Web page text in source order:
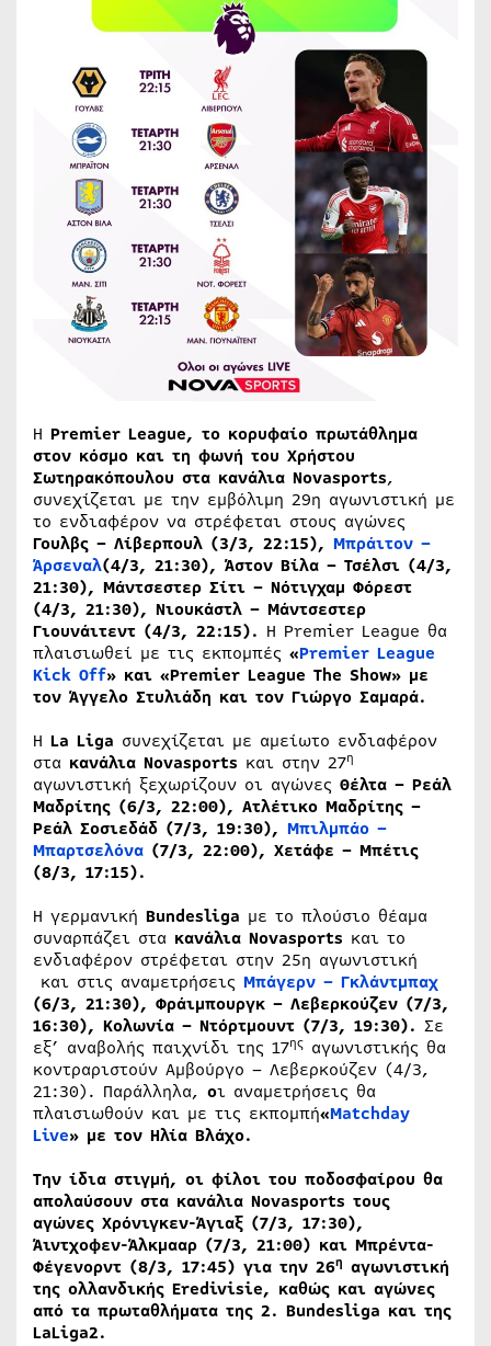
H Premier League, το κορυφαίο πρωτάθλημα
στον κόσμο και τη φωνή του Χρήστου
Σωτηρακόπουλου στα κανάλια Novasports,
συνεχίζεται με την εμβόλιμη 29η αγωνιστική με
το ενδιαφέρον να στρέφεται στους αγώνες
Γουλβς – Λίβερπουλ (3/3, 22:15), Μπράιτον –
Άρσεναλ(4/3, 21:30), Άστον Βίλα – Τσέλσι (4/3,
21:30), Μάντσεστερ Σίτι – Νότιγχαμ Φόρεστ
(4/3, 21:30), Νιουκάστλ – Μάντσεστερ
Γιουνάιτεντ (4/3, 22:15). Η Premier League θα
πλαισιωθεί με τις εκπομπές «Premier League
Kick Off» και «Premier League The Show» με
τον Άγγελο Στυλιάδη και τον Γιώργο Σαμαρά.
Η La Liga συνεχίζεται με αμείωτο ενδιαφέρον
στα κανάλια Novasports και στην 27η
αγωνιστική ξεχωρίζουν οι αγώνες Θέλτα – Ρεάλ
Μαδρίτης (6/3, 22:00), Ατλέτικο Μαδρίτης –
Ρεάλ Σοσιεδάδ (7/3, 19:30), Μπιλμπάο –
Μπαρτσελόνα (7/3, 22:00), Χετάφε – Μπέτις
(8/3, 17:15).
Η γερμανική Bundesliga με το πλούσιο θέαμα
συναρπάζει στα κανάλια Novasports και το
ενδιαφέρον στρέφεται στην 25η αγωνιστική
και στις αναμετρήσεις Μπάγερν – Γκλάντμπαχ
(6/3, 21:30), Φράιμπουργκ – Λεβερκούζεν (7/3,
16:30), Κολωνία – Ντόρτμουντ (7/3, 19:30). Σε
εξ’ αναβολής παιχνίδι της 17ης αγωνιστικής θα
κοντραριστούν Αμβούργο – Λεβερκούζεν (4/3,
21:30). Παράλληλα, οι αναμετρήσεις θα
πλαισιωθούν και με τις εκπομπή«Matchday
Live» με τον Ηλία Βλάχο.
Την ίδια στιγμή, οι φίλοι του ποδοσφαίρου θα
απολαύσουν στα κανάλια Novasports τους
αγώνες Χρόνιγκεν-Άγιαξ (7/3, 17:30),
Άιντχοφεν-Άλκμααρ (7/3, 21:00) και Μπρέντα-
Φέγενορντ (8/3, 17:45) για την 26η αγωνιστική
της ολλανδικής Eredivisie, καθώς και αγώνες
από τα πρωταθλήματα της 2. Bundesliga και της
LaLiga2.